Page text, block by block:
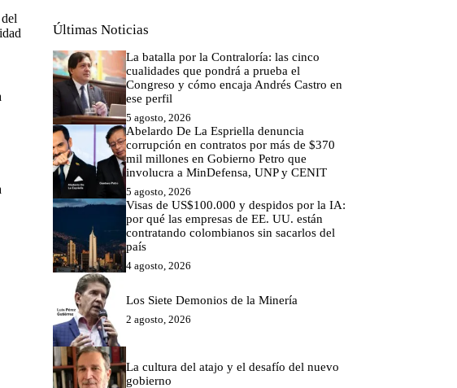
Últimas Noticias
La batalla por la Contraloría: las cinco
cualidades que pondrá a prueba el
Congreso y cómo encaja Andrés Castro en
ese perfil
5 agosto, 2026
Abelardo De La Espriella denuncia
corrupción en contratos por más de $370
mil millones en Gobierno Petro que
involucra a MinDefensa, UNP y CENIT
5 agosto, 2026
Visas de US$100.000 y despidos por la IA:
por qué las empresas de EE. UU. están
contratando colombianos sin sacarlos del
país
4 agosto, 2026
Los Siete Demonios de la Minería
2 agosto, 2026
La cultura del atajo y el desafío del nuevo
gobierno